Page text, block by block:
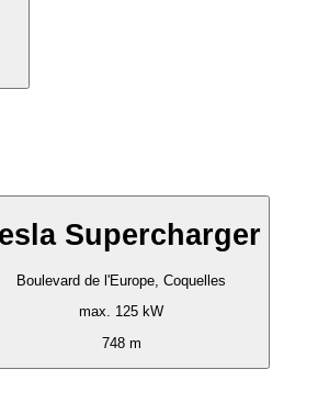
Supercharger
Boulevard de l'Europe, Coquelles
max. 125 kW
748 m